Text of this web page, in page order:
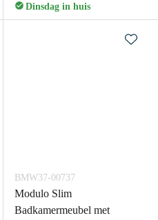
Dinsdag in huis
BMW37-00737
Modulo Slim
Badkamermeubel met